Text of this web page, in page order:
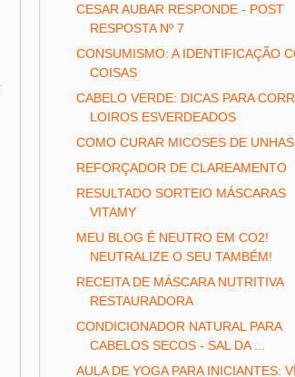
CESAR AUBAR RESPONDE - POST
RESPOSTA Nº 7
CONSUMISMO: A IDENTIFICAÇÃO
COISAS
CABELO VERDE: DICAS PARA
LOIROS ESVERDEADOS
COMO CURAR MICOSES DE UNHAS
REFORÇADOR DE CLAREAMENTO
RESULTADO SORTEIO MÁSCARAS
VITAMY
MEU BLOG É NEUTRO EM CO2!
NEUTRALIZE O SEU TAMBÉM!
RECEITA DE MÁSCARA NUTRITIVA
RESTAURADORA
CONDICIONADOR NATURAL PARA
CABELOS SECOS - SAL DA ...
AULA DE YOGA PARA INICIANTES: